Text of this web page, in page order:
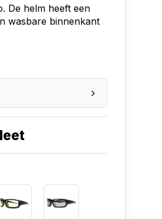
De helm heeft een
wasbare binnenkant